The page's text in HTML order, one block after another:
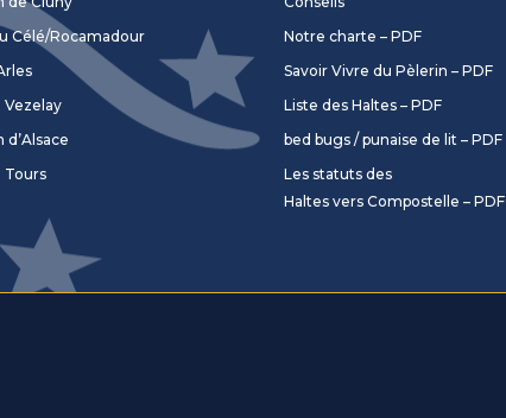
Célé/Rocamadour
Vezelay
d’Alsace
Tours
Notre charte – PDF
Savoir Vivre du Pèlerin – PDF
Liste des Haltes – PDF
bed bugs / punaise de lit – PDF
Les statuts des
Haltes vers Compostelle – PDF